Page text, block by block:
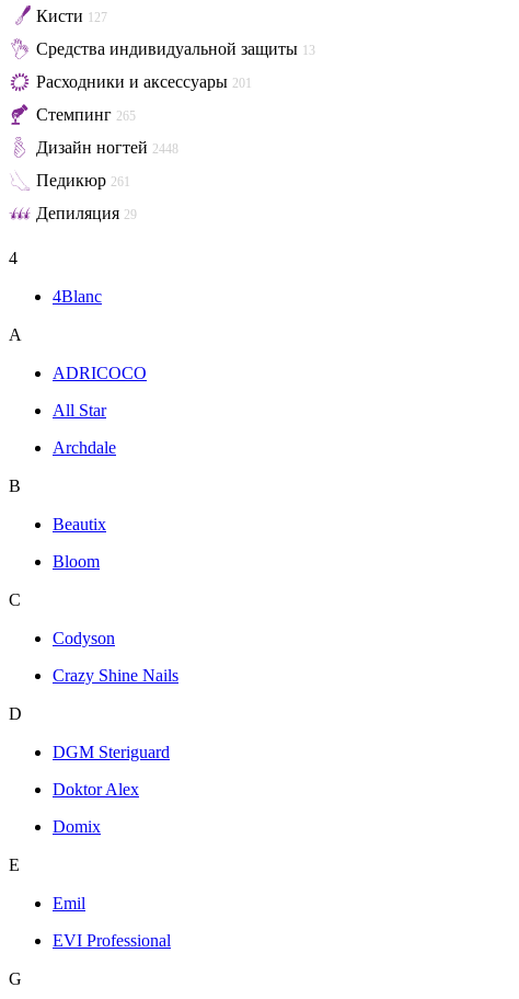
Кисти 127
Средства индивидуальной защиты 13
Расходники и аксессуары 201
Стемпинг 265
Дизайн ногтей 2448
Педикюр 261
Депиляция 29
4
4Blanc
A
ADRICOCO
All Star
Archdale
B
Beautix
Bloom
C
Codyson
Crazy Shine Nails
D
DGM Steriguard
Doktor Alex
Domix
E
Emil
EVI Professional
G